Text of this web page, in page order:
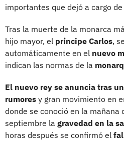
importantes que dejó a cargo de
Tras la muerte de la monarca
hijo mayor, el príncipe Carlos,
automáticamente en el nuevo
indican las normas de la
El nuevo rey se anuncia tras
rumores y gran movimiento en
donde se conoció en la mañana
septiembre la gravedad en la
horas después se confirmó el